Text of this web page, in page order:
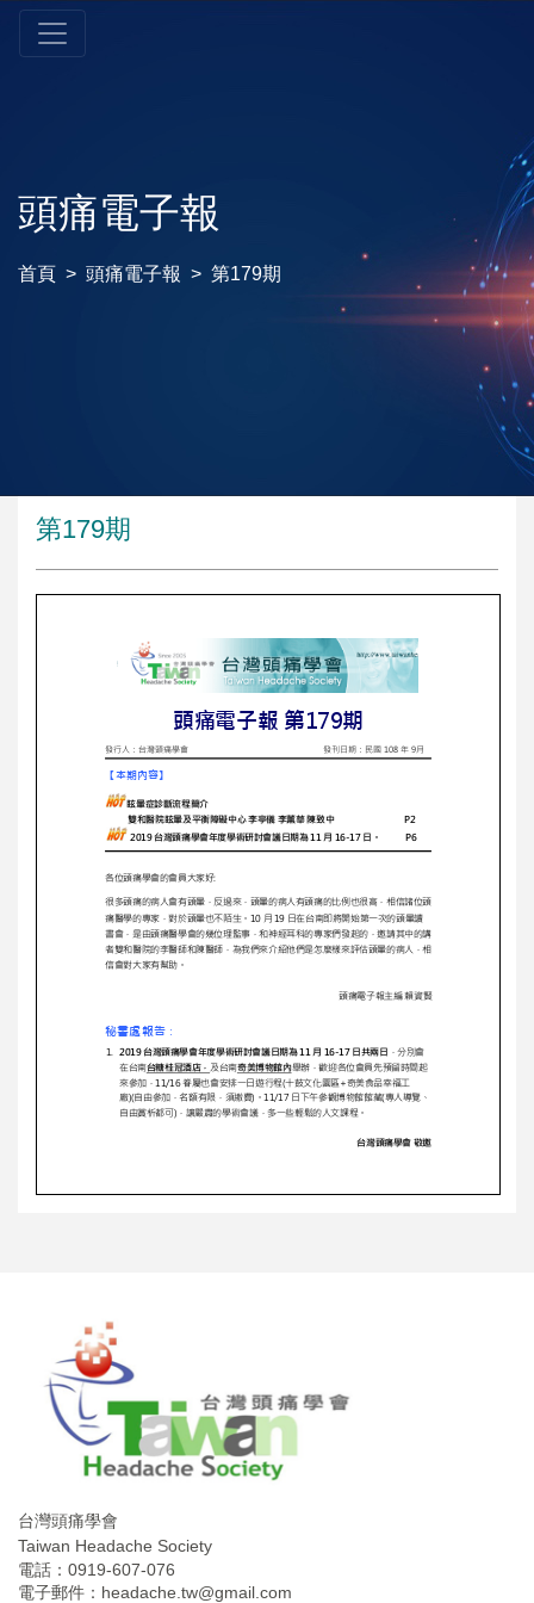
頭痛電子報
首頁 頭痛電子報 第179期
第179期
台灣頭痛學會
Taiwan Headache Society
電話：0919-607-076
電子郵件： headache.tw@gmail.com